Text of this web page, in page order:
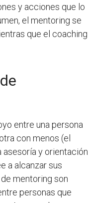
y acciones que lo
el mentoring se
que el coaching
entre una persona
con menos (el
asesoría y orientación
a alcanzar sus
mentoring son
personas que